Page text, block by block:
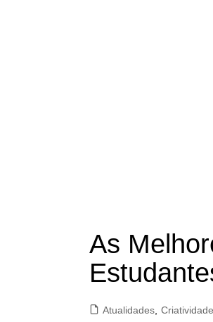
As
Atualidades Criatividade